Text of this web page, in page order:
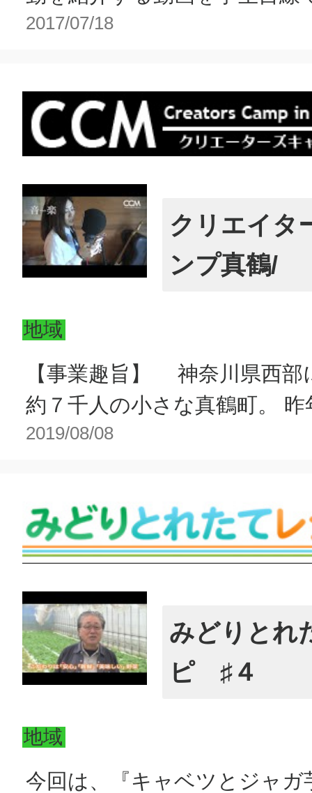
2017/07/18
クリエイタ
ンプ真鶴/
地域
【事業趣旨】 神奈川県西部
約７千人の小さな真鶴町。 昨
2019/08/08
みどりとれ
ピ ♯４
地域
今回は、『キャベツとジャガ